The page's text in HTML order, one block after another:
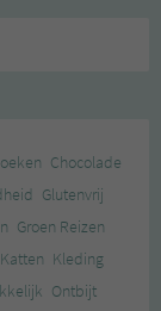
Chocolade
Glutenvrij
Groen Reizen
Katten Kleding
Ontbijt